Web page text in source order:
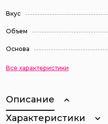
Вкус
Объем
Основа
Все характеристики
Описание
Характеристики